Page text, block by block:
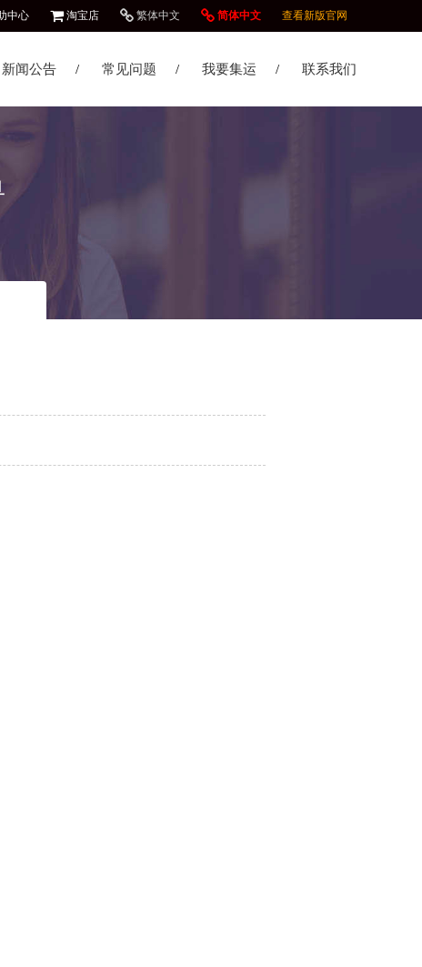
中心 淘宝店 繁体中文 简体中文 查看新版官网
新闻公告 常见问题 我要集运 联系我们